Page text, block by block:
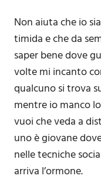
Non aiuta che io
timida e che da
saper bene dove
volte mi incanto
qualcuno si trova
mentre io manco
vuoi che veda a
uno è giovane
nelle tecniche
arriva l’ormone.